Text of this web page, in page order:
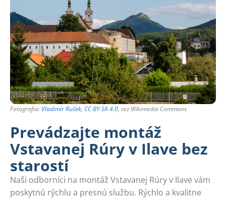
Fotografia: Vladimír Ruček, CC BY-SA 4.0, cez Wikimedia Commons
Prevádzajte montáž
Vstavanej Rúry v Ilave bez
starostí
Naši odborníci na montáž Vstavanej Rúry v Ilave vám
poskytnú rýchlu a presnú službu. Rýchlo a kvalitne